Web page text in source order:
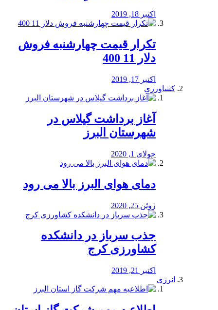
اکتبر 18, 2019
تکرار قیمت چهارشنبه فروش
دلار 11 400
اکتبر 17, 2019
کشاورزی
آغاز برداشت گیلاس در
شهرستان البرز
جولای 1, 2020
دمای هوای البرز بالا می رود
ژوئن 25, 2020
جذب سرباز در دانشکده
کشاورزی کرج
اکتبر 21, 2019
انرژی